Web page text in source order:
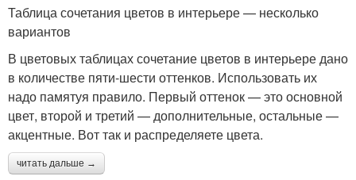
Таблица сочетания цветов в интерьере — несколько
вариантов
В цветовых таблицах сочетание цветов в интерьере дано
в количестве пяти-шести оттенков. Использовать их
надо памятуя правило. Первый оттенок — это основной
цвет, второй и третий — дополнительные, остальные —
акцентные. Вот так и распределяете цвета.
читать дальше →